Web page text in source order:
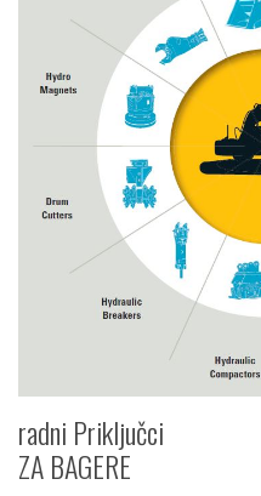
radni Priključci
ZA BAGERE